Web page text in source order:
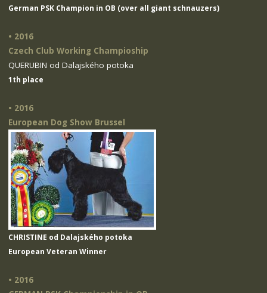
German PSK Champion in OB (over all giant schnauzers)
• 2016
Czech Club Working Champioship
QUERUBIN od Dalajského potoka
1th place
• 2016
European Dog Show Brussel
CHRISTINE od Dalajského potoka
European Veteran Winner
• 2016